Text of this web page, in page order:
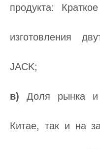
продукта:
изготовления
JACK;
в)Доля рынка
Китае, так и на